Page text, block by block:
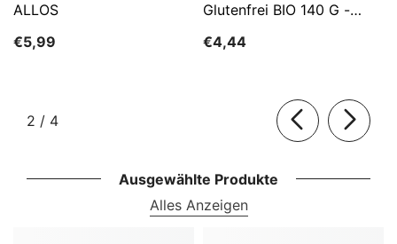
ALLOS
€5,99
Glutenfrei BIO 140 G -
€4,44
2 / von
4
Ausgewählte Produkte
Alles Anzeigen